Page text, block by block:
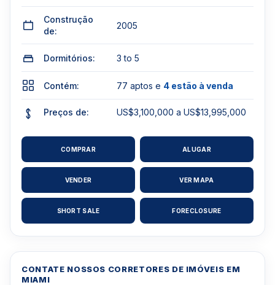
Construção
de:
2005
Dormitórios: 3 to 5
Contém: 77 aptos e 4 estão à venda
Preços de: US$3,100,000 a US$13,995,000
COMPRAR ALUGAR
VENDER VER MAPA
SHORT SALE FORECLOSURE
CONTATE NOSSOS CORRETORES DE IMÓVEIS EM
MIAMI